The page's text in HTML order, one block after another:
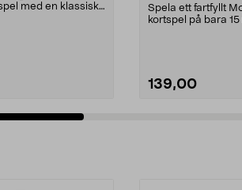
med en klassisk
Spela ett fartfyllt
kortspel på bara
139,00